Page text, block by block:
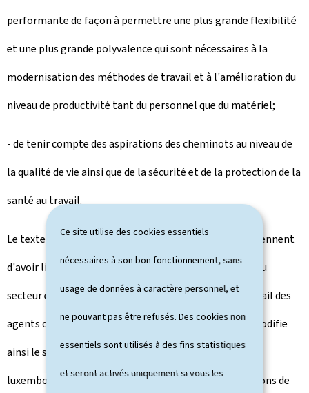
Ce site utilise des cookies essentiels
nécessaires à son bon fonctionnement, sans
usage de données à caractère personnel, et
ne pouvant pas être refusés. Des cookies non
essentiels sont utilisés à des fins statistiques
et seront activés uniquement si vous les
performante de façon à permettre une plus grande flexibilité
et une plus grande polyvalence qui sont nécessaires à la
modernisation des méthodes de travail et à l'amélioration du
niveau de productivité tant du personnel que du matériel;
- de tenir compte des aspirations des cheminots au niveau de
la qualité de vie ainsi que de la sécurité et de la protection de la
santé au travail.
Le texte se situe dans le sillage des négociations qui viennent
d'avoir lieu entre la direction des CFL et les syndicats du
secteur en vue de la redéfinition des conditions de travail des
agents des CFL. Le projet de règlement grand-ducal modifie
ainsi le statut du personnel des chemins de fer
luxembourgeois et y intègre par ailleurs, pour des raisons de